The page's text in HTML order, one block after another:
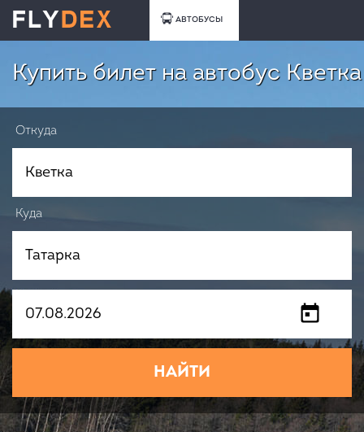
АВТОБУСЫ
Купить билет на автобус
Откуда
Куда
НАЙТИ